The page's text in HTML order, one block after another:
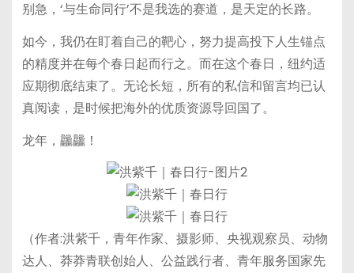
别急，‘与生命同行’不是我选的赛道，是天定的长路。
如今，我仍在盯着自己的靶心，努力提高投下人生锚点
的精度并在每个春日起而行之。而在这个春日，纽约适
应期彻底结束了。无论长短，所有的私信和留言均已认
真阅读，是时候把海外的优质资源导回国了。
龙年，龘龘！
（作者:洪紫千，青年作家、摄影师、央视观察员、动物
达人、莽莽青联创始人、公益践行者、青年服务国家先